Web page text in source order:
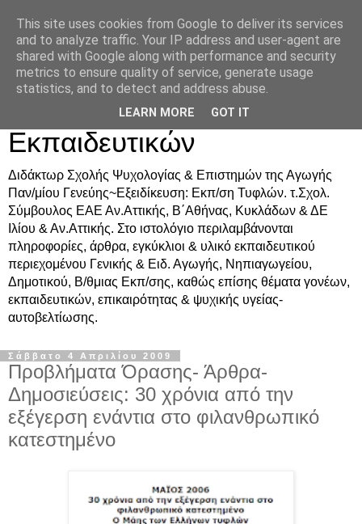
Δρ. Ράνια Χιουρέα-
Συμβουλευτική &
Υποστήριξη Γονέων &
Εκπαιδευτικών
Διδάκτωρ Σχολής Ψυχολογίας & Επιστημών της Αγωγής
Παν/μίου Γενεύης~Εξειδίκευση: Εκπ/ση Τυφλών. τ.Σχολ.
Σύμβουλος ΕΑΕ Αν.Αττικής, Β΄Αθήνας, Κυκλάδων & ΔΕ
Ιλίου & Αν.Αττικής. Στο ιστολόγιο περιλαμβάνονται
πληροφορίες, άρθρα, εγκύκλιοι & υλικό εκπαιδευτικού
περιεχομένου Γενικής & Ειδ. Αγωγής, Νηπιαγωγείου,
Δημοτικού, Β/θμιας Εκπ/σης, καθώς επίσης θέματα γονέων,
εκπαιδευτικών, επικαιρότητας & ψυχικής υγείας-
αυτοβελτίωσης.
Σάββατο 4 Απριλίου 2009
Προβλήματα Όρασης- Άρθρα-
Δημοσιεύσεις: 30 χρόνια από την
εξέγερση ενάντια στο φιλανθρωπικό
κατεστημένο
This site uses cookies from Google to deliver its services
and to analyze traffic. Your IP address and user-agent are
shared with Google along with performance and security
metrics to ensure quality of service, generate usage
statistics, and to detect and address abuse.
LEARN MORE GOT IT